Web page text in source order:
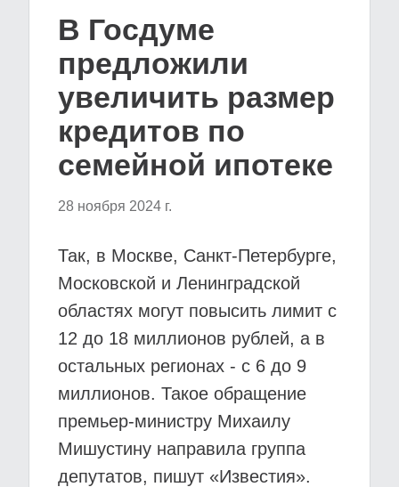
В Госдуме
предложили
увеличить размер
кредитов по
семейной ипотеке
28 ноября 2024 г.
Так, в Москве, Санкт-Петербурге,
Московской и Ленинградской
областях могут повысить лимит с
12 до 18 миллионов рублей, а в
остальных регионах - с 6 до 9
миллионов. Такое обращение
премьер-министру Михаилу
Мишустину направила группа
депутатов, пишут «Известия».